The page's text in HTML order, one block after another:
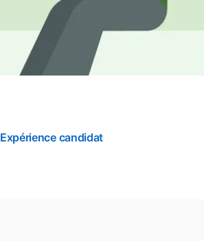
Expérience candidat